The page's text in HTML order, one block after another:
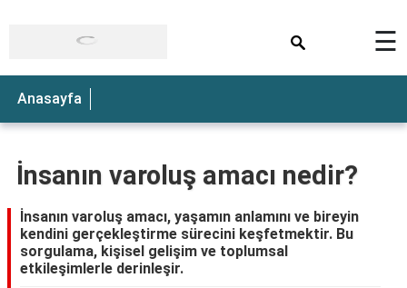
☰
Anasayfa
İnsanın varoluş amacı nedir?
İnsanın varoluş amacı, yaşamın anlamını ve bireyin
kendini gerçekleştirme sürecini keşfetmektir. Bu
sorgulama, kişisel gelişim ve toplumsal
etkileşimlerle derinleşir.